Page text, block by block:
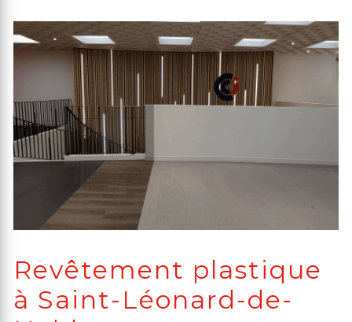
Revêtement plastique
à Saint-Léonard-de-